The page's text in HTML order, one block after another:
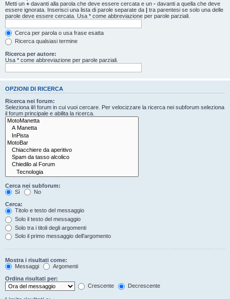
Metti un + davanti alla parola che deve essere cercata e un - davanti a quella che deve
essere ignorata. Inserisci una lista di parole separate da | tra parentesi se solo una delle
parole deve essere cercata. Usa * come abbreviazione per parole parziali.
Cerca per parola o usa frase esatta
Ricerca qualsiasi termine
Ricerca per autore:
Usa * come abbreviazione per parole parziali.
OPZIONI DI RICERCA
Ricerca nei forum:
Seleziona il/i forum in cui vuoi cercare. Per velocizzare la ricerca nei subforum seleziona
il forum principale e abilita la ricerca.
Cerca nei subforum:
Sì
No
Cerca:
Titolo e testo del messaggio
Solo il testo del messaggio
Solo tra i titoli degli argomenti
Solo il primo messaggio dell’argomento
Mostra i risultati come:
Messaggi
Argomenti
Ordina risultati per:
Crescente
Decrescente